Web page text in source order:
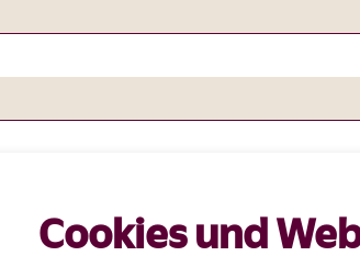
Cookies und
Adresse kann jederzeit widersprochen
nach den Basistarifen.